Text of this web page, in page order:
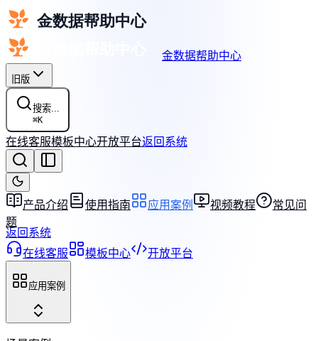
金数据帮助中心
旧版
搜索...
⌘K
在线客服模板中心开放平台返回系统
产品介绍 使用指南 应用案例 视频教程
常见问
题
返回系统
在线客服
模板中心 开放平台
应用案例